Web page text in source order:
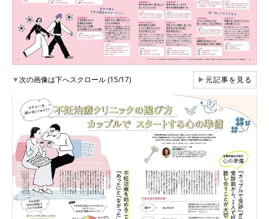
▼次の画像は下へスクロール (15/17) ▶元記事を見る